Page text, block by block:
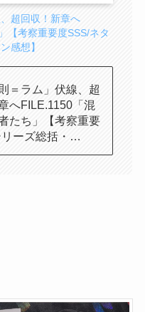
超回収！新章へ
【考察重要度SSS/ネタ
感想】
＝ラム」伏線、超
へFILE.1150「混
たち」【考察重要
リーズ総括・…